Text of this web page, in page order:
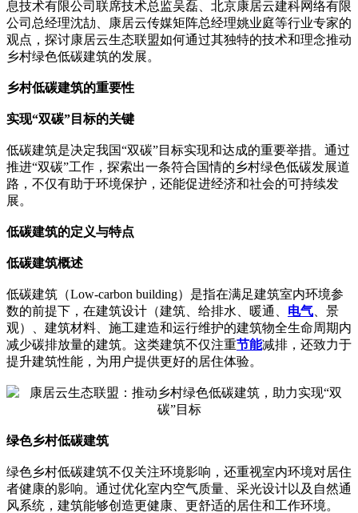
息技术有限公司联席技术总监吴磊、北京康居云建科网络有限
公司总经理沈劼、康居云传媒矩阵总经理姚业庭等行业专家的
观点，探讨康居云生态联盟如何通过其独特的技术和理念推动
乡村绿色低碳建筑的发展。
乡村低碳建筑的重要性
实现“双碳”目标的关键
低碳建筑是决定我国“双碳”目标实现和达成的重要举措。通过
推进“双碳”工作，探索出一条符合国情的乡村绿色低碳发展道
路，不仅有助于环境保护，还能促进经济和社会的可持续发
展。
低碳建筑的定义与特点
低碳建筑概述
低碳建筑（Low-carbon building）是指在满足建筑室内环境参
数的前提下，在建筑设计（建筑、给排水、暖通、 电气 、景
观）、建筑材料、施工建造和运行维护的建筑物全生命周期内
减少碳排放量的建筑。这类建筑不仅注重节能减排，还致力于
提升建筑性能，为用户提供更好的居住体验。
绿色乡村低碳建筑
绿色乡村低碳建筑不仅关注环境影响，还重视室内环境对居住
者健康的影响。通过优化室内空气质量、采光设计以及自然通
风系统，建筑能够创造更健康、更舒适的居住和工作环境。